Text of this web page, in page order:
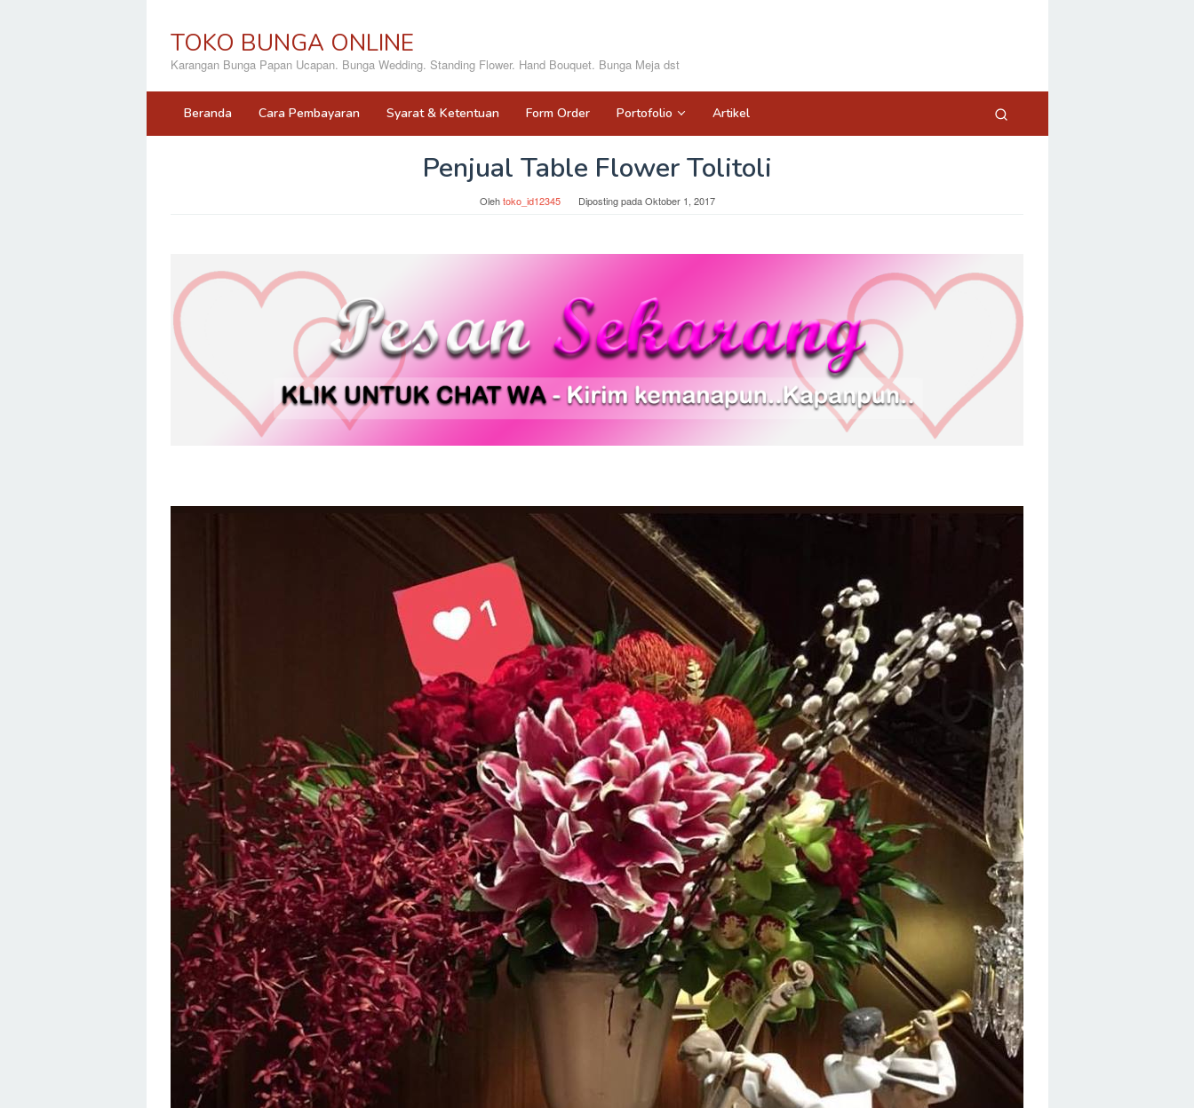
TOKO BUNGA ONLINE
Karangan Bunga Papan Ucapan. Bunga Wedding. Standing Flower. Hand Bouquet. Bunga Meja dst
Beranda Cara Pembayaran Syarat & Ketentuan Form Order Portofolio Artikel
Penjual Table Flower Tolitoli
Olehtoko_id12345 Diposting padaOktober 1, 2017